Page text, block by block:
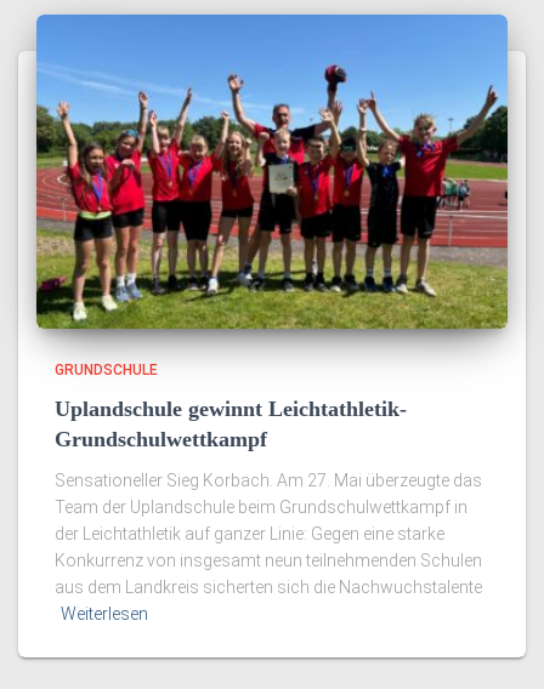
GRUNDSCHULE
Uplandschule gewinnt Leichtathletik-
Grundschulwettkampf
Sensationeller Sieg Korbach. Am 27. Mai überzeugte das
Team der Uplandschule beim Grundschulwettkampf in
der Leichtathletik auf ganzer Linie: Gegen eine starke
Konkurrenz von insgesamt neun teilnehmenden Schulen
aus dem Landkreis sicherten sich die Nachwuchstalente
Weiterlesen